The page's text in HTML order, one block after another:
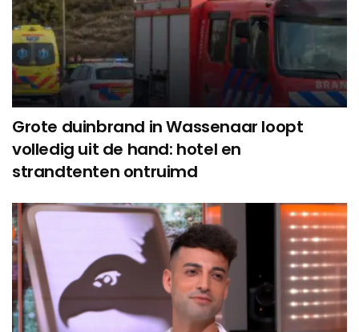
Grote duinbrand in Wassenaar loopt
volledig uit de hand: hotel en
strandtenten ontruimd